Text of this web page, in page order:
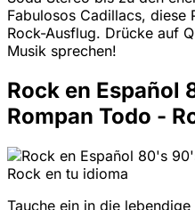
Fabulosos Cadillacs, diese
Rock-Ausflug. Drücke auf
Musik sprechen!
Rock en
Rompan Todo -
Tauche ein in die